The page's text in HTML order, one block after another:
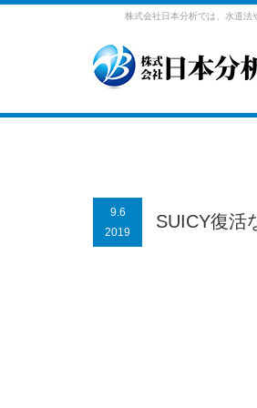
株式会社日本分析では、水道法
9.6
2019
SUICY復活